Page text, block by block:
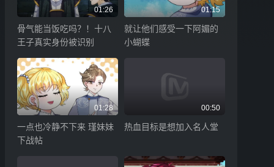
01:26
骨气能当饭吃吗？！十八
王子真实身份被识别
01:15
就让他们感受一下阿媚的
小蝴蝶
01:28
一点也冷静不下来 瑾妹妹
下战帖
00:50
热血目标是想加入名人堂